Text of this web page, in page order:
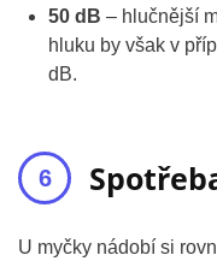
50 dB – hlučnější
hluku by však v
dB.
U myčky nádobí si